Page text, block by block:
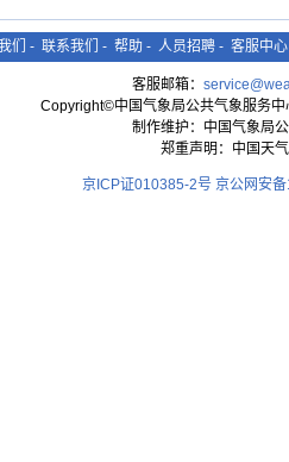
们 - 联系我们 - 帮助 - 人员招聘 - 客服中心
客服邮箱：
Copyright©中国气象局公共气象服务
制作维护：中国气象局
郑重声明：中国天
京ICP证010385-2号 京公网安